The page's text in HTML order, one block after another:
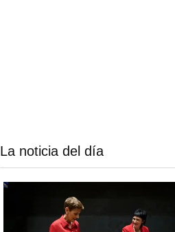
La noticia del día